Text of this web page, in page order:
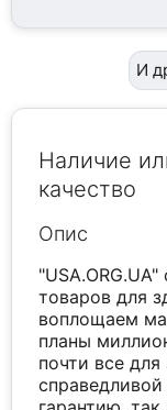
И
Наличие
качество
Опис
товаров для
воплощаем
планы
почти все